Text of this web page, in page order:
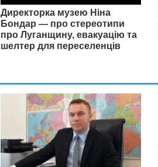
Директорка музею Ніна
Бондар — про стереотипи
про Луганщину, евакуацію та
шелтер для переселенців